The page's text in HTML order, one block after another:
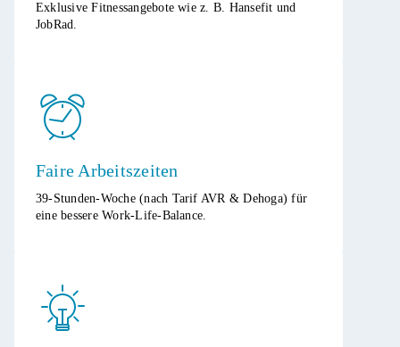
Exklusive Fitnessangebote wie z. B. Hansefit und
JobRad.​
Faire Arbeitszeiten
39-Stunden-Woche (nach Tarif AVR & Dehoga) für
eine bessere Work-Life-Balance.​